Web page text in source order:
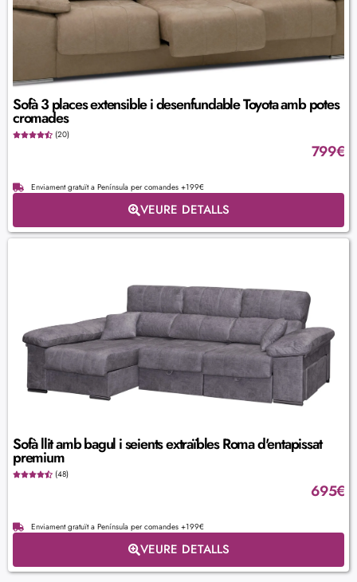
Sofà 3 places extensible i desenfundable Toyota amb potes
cromades
(20)
799€
Enviament gratuït a Península per comandes +199€
VEURE DETALLS
Sofà llit amb bagul i seients extraïbles Roma d'entapissat
premium
(48)
695€
Enviament gratuït a Península per comandes +199€
VEURE DETALLS